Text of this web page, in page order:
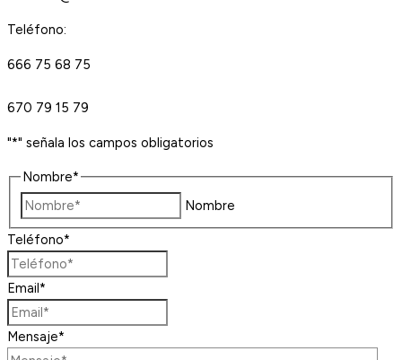
Teléfono:
666 75 68 75
670 79 15 79
"*" señala los campos obligatorios
Nombre*
Nombre
Teléfono*
Email *
Mensaje*